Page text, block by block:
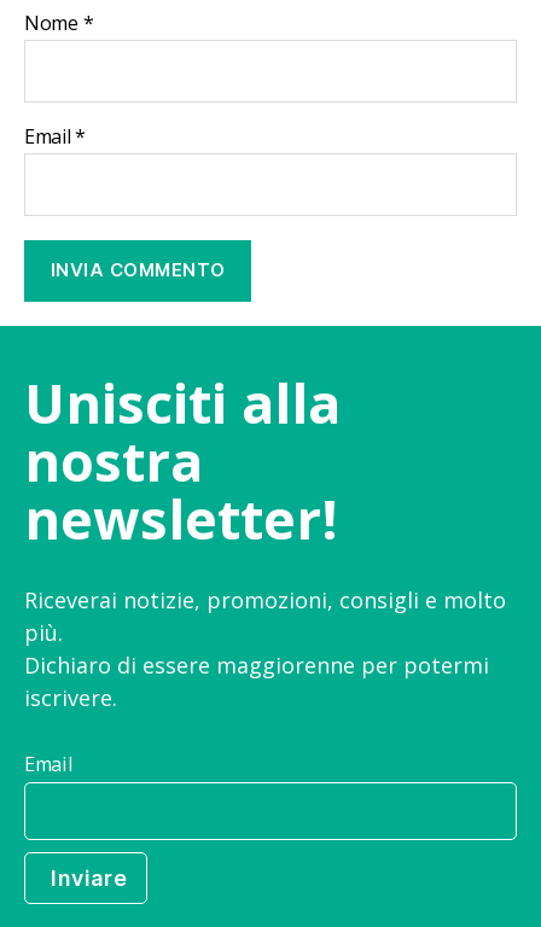
Nome *
Email*
Unisciti alla
nostra
newsletter!
Riceverai notizie, promozioni, consigli e molto
più.
Dichiaro di essere maggiorenne per potermi
iscrivere.
Email